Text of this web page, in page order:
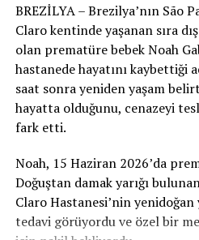
motivasyonlarını ortaya
yöntemlerini detaylandırıyor.
provokatif etkisi ve medyadaki
Sağcı Aktivist: Rasmus
Sağcı aktivist Rasmus
Ancak, bu eylemin İslam
Chang Frick tarafından teşvik
Paludan’ın bağlantıları,
arkasındaki karmaşıklığı
BREZİLYA – Brezilya’nın São
Claro kentinde yaşanan sıra
olan prematüre bebek Noah
hastanede hayatını kaybettiği
saat sonra yeniden yaşam
hayatta olduğunu, cenazeyi
fark etti.
Noah, 15 Haziran 2026’da
Doğuştan damak yarığı
Claro Hastanesi’nin
tedavi görüyordu ve özel bir